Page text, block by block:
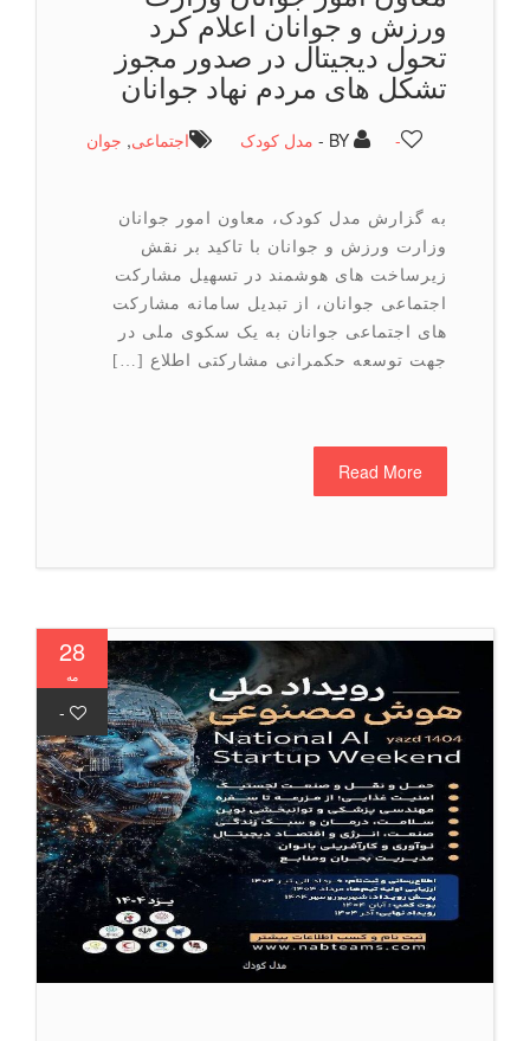
ورزش و جوانان اعلام كرد
تحول دیجیتال در صدور مجوز
تشکل های مردم نهاد جوانان
BY - مدل کودک اجتماعی,جوان
به گزارش مدل کودک، معاون امور جوانان
وزارت ورزش و جوانان با تاکید بر نقش
زیرساخت های هوشمند در تسهیل مشارکت
اجتماعی جوانان، از تبدیل سامانه مشارکت
های اجتماعی جوانان به یک سکوی ملی در
جهت توسعه حکمرانی مشارکتی اطلاع […]
Read More
28
مه
-